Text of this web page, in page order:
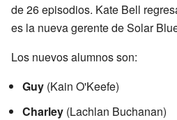
de 26 episodios. Kate Bell
es la nueva gerente de Solar
Los nuevos alumnos son:
Guy (Kain O'Keefe)
Charley (Lachlan Buchanan)